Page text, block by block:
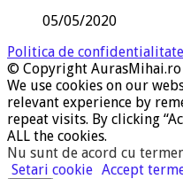
05/05/2020
Politica de confidentialitate
© Copyright AurasMihai.ro
We use cookies on our
relevant experience by
repeat visits. By clicking
ALL the cookies.
Nu sunt de acord cu
Setari cookie Accept